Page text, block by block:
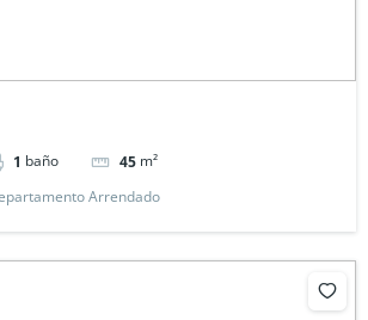
1 baño 45 m²
Arrendado